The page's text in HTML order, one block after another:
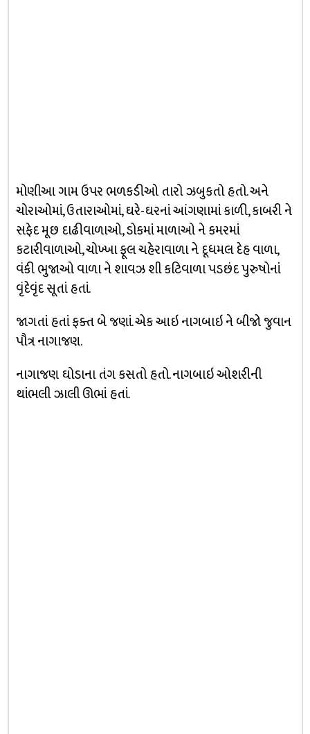
મોણીઆ ગામ ઉપર ભળકડીઓ તારો ઝબુકતો હતો. અને
ચોરાઓમાં, ઉતારાઓમાં, ઘરે-ઘરનાં આંગણામાં કાળી, કાબરી ને
સફેદ મૂછ દાઢીવાળાઓ, ડોકમાં માળાઓ ને કમરમાં
કટારીવાળાઓ, ચોખ્ખા ફૂલ ચહેરાવાળા ને દૂધમલ દેહ વાળા,
વંકી ભુજાઓ વાળા ને શાવઝ શી કટિવાળા પડછંદ પુરુષોનાં
વૃંદેવૃંદ સૂતાં હતાં.
જાગતાં હતાં ફક્ત બે જણાં. એક આઇ નાગબાઇ ને બીજો જુવાન
પૌત્ર નાગાજણ.
નાગાજણ ઘોડાના તંગ કસતો હતો. નાગબાઇ ઓશરીની
થાંભલી ઝાલી ઊભાં હતાં.